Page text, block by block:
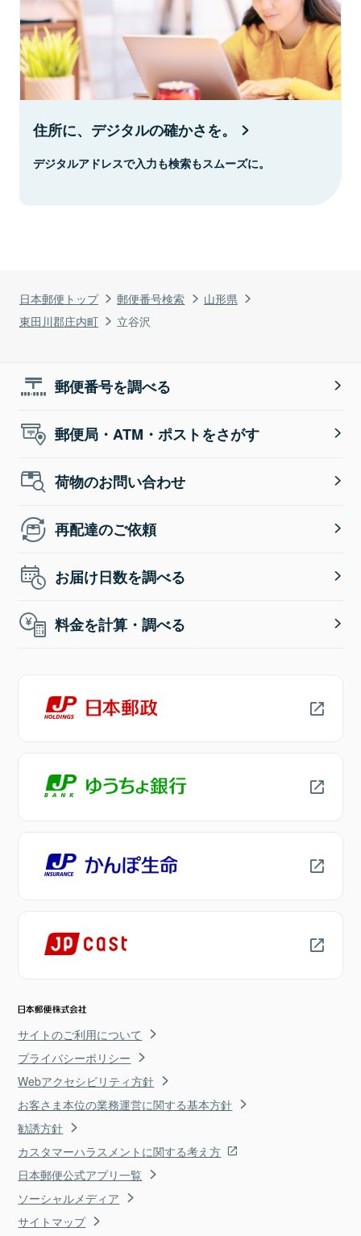
日本郵便トップ 郵便番号検索
山形県
東田川郡庄内町
立谷沢
住所に、デジタルの確かさを。
デジタルアドレスで入力も検索もスムーズに。
郵便番号を調べる
郵便局・ATM・ポストをさがす
荷物のお問い合わせ
再配達のご依頼
お届け日数を調べる
料金を計算・調べる
サイトのご利用について
プライバシーポリシー
Webアクセシビリティ方針
お客さま本位の業務運営に関する基本方針
勧誘方針
カスタマーハラスメントに関する考え方
日本郵便公式アプリ一覧
ソーシャルメディア
サイトマップ